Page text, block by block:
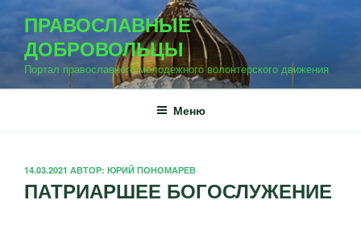
содержимому
ПРАВОСЛАВНЫЕ
ДОБРОВОЛЬЦЫ
Портал православного молодежного волонтерского движения
Меню
ОПУБЛИКОВАНО
14.03.2021 АВТОР: ЮРИЙ ПОНОМАРЕВ
ПАТРИАРШЕЕ БОГОСЛУЖЕНИЕ